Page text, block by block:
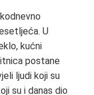
U
kućni
postane
ljudi koji su
su i danas dio